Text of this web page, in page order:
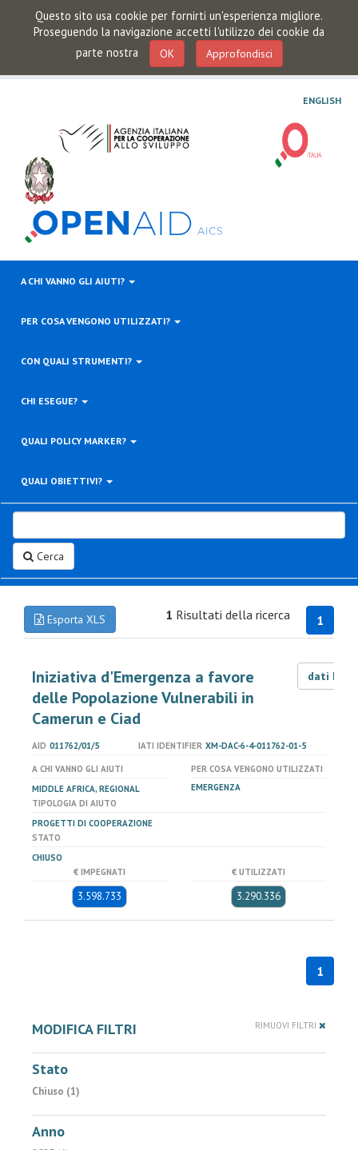
Questo sito usa cookie per fornirti un'esperienza migliore.
Proseguendo la navigazione accetti l'utilizzo dei cookie da
parte nostra
OK Approfondisci
ENGLISH
A CHI VANNO GLI AIUTI?
PER COSA VENGONO UTILIZZATI?
CON QUALI STRUMENTI?
CHI ESEGUE?
QUALI POLICY MARKER?
QUALI OBIETTIVI?
Cerca
Esporta XLS 1
1 Risultati della ricerca
Iniziativa d'Emergenza a favore
delle Popolazione Vulnerabili in
Camerun e Ciad
dati LOD
AID 011762/01/5 IATI IDENTIFIER XM-DAC-6-4-011762-01-5
A CHI VANNO GLI AIUTI
MIDDLE AFRICA, REGIONAL
PER COSA VENGONO UTILIZZATI
EMERGENZA
TIPOLOGIA DI AIUTO
PROGETTI DI COOPERAZIONE
STATO
CHIUSO
€ IMPEGNATI
3.598.733
€ UTILIZZATI
3.290.336
1
MODIFICA FILTRI RIMUOVI FILTRI
Stato
Chiuso (1)
Anno